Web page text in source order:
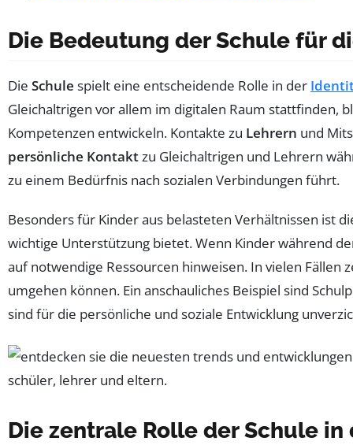
Die Bedeutung der Schule für
Die Schule spielt eine entscheidende Rolle in der
Gleichaltrigen vor allem im digitalen Raum stattfinden,
Kompetenzen entwickeln. Kontakte zu Lehrern und
persönliche Kontakt zu Gleichaltrigen und Lehrern
zu einem Bedürfnis nach sozialen Verbindungen führt.
Besonders für Kinder aus belasteten Verhältnissen ist
wichtige Unterstützung bietet. Wenn Kinder während
auf notwendige Ressourcen hinweisen. In vielen Fällen
umgehen können. Ein anschauliches Beispiel sind
sind für die persönliche und soziale Entwicklung
Die zentrale Rolle der Schule